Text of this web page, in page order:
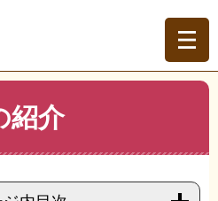
す >都市計画課
紹介